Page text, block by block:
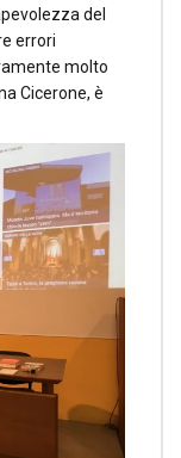
del
errori
molto
Cicerone, è